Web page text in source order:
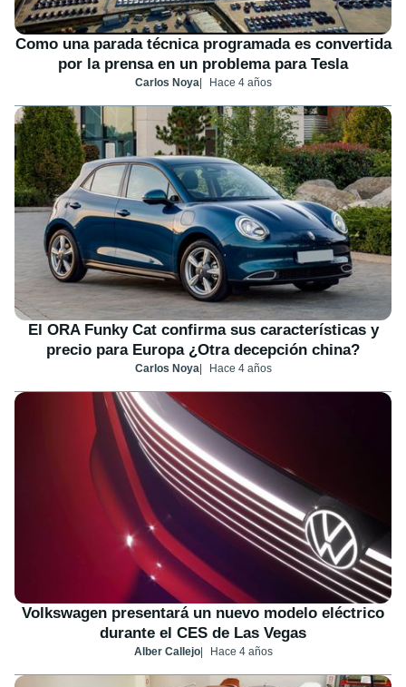
Como una parada técnica programada es convertida
por la prensa en un problema para Tesla
Carlos Noya Hace 4 años
El ORA Funky Cat confirma sus características y
precio para Europa ¿Otra decepción china?
Carlos Noya Hace 4 años
Volkswagen presentará un nuevo modelo eléctrico
durante el CES de Las Vegas
Alber Callejo Hace 4 años